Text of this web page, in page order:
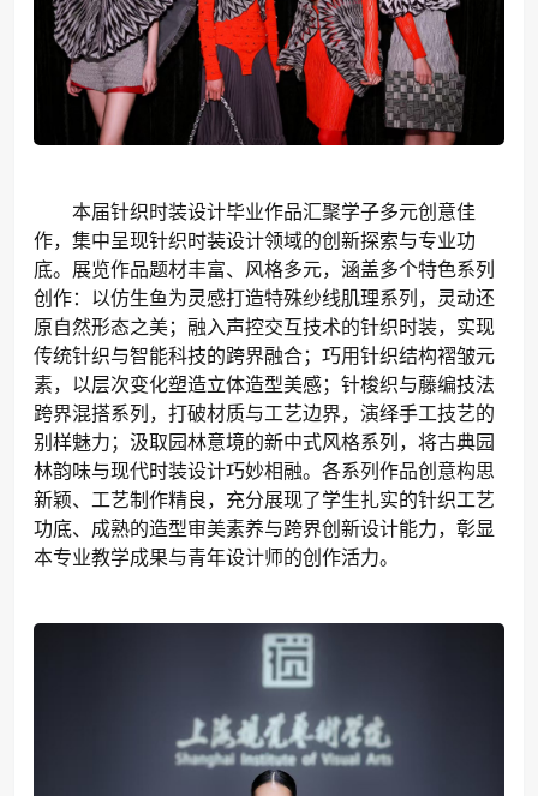
本届针织时装设计毕业作品汇聚学子多元创意佳
作，集中呈现针织时装设计领域的创新探索与专业功
底。展览作品题材丰富、风格多元，涵盖多个特色系列
创作：以仿生鱼为灵感打造特殊纱线肌理系列，灵动还
原自然形态之美；融入声控交互技术的针织时装，实现
传统针织与智能科技的跨界融合；巧用针织结构褶皱元
素，以层次变化塑造立体造型美感；针梭织与藤编技法
跨界混搭系列，打破材质与工艺边界，演绎手工技艺的
别样魅力；汲取园林意境的新中式风格系列，将古典园
林韵味与现代时装设计巧妙相融。各系列作品创意构思
新颖、工艺制作精良，充分展现了学生扎实的针织工艺
功底、成熟的造型审美素养与跨界创新设计能力，彰显
本专业教学成果与青年设计师的创作活力。